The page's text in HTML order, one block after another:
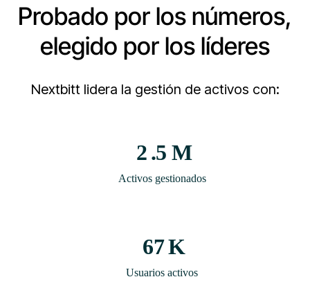
Probado por los números,
elegido por los líderes
Nextbitt lidera la gestión de activos con:
2.5 M
Activos gestionados
67K
Usuarios activos